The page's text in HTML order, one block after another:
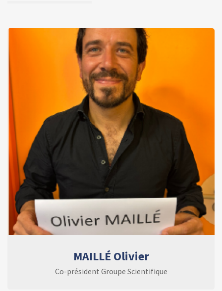
MAILLÉ Olivier
Co-président Groupe Scientifique